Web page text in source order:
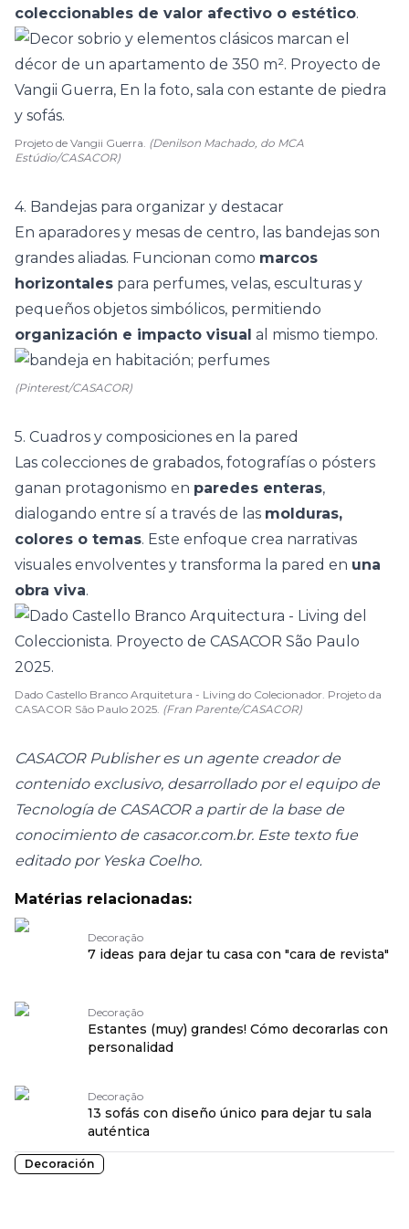
coleccionables de valor afectivo o estético.
Projeto de Vangii Guerra. (Denilson Machado, do MCA
Estúdio/CASACOR)
4. Bandejas para organizar y destacar
En aparadores y mesas de centro, las bandejas son
grandes aliadas. Funcionan como marcos
horizontales para perfumes, velas, esculturas y
pequeños objetos simbólicos, permitiendo
organización e impacto visual al mismo tiempo.
(Pinterest/CASACOR)
5. Cuadros y composiciones en la pared
Las colecciones de grabados, fotografías o pósters
ganan protagonismo en paredes enteras,
dialogando entre sí a través de las molduras,
colores o temas. Este enfoque crea narrativas
visuales envolventes y transforma la pared en una
obra viva.
Dado Castello Branco Arquitetura - Living do Colecionador. Projeto da
CASACOR São Paulo 2025. (Fran Parente/CASACOR)
CASACOR Publisher es un agente creador de
contenido exclusivo, desarrollado por el equipo de
Tecnología de CASACOR a partir de la base de
conocimiento de casacor.com.br. Este texto fue
editado por Yeska Coelho.
Matérias relacionadas:
Decoração
7 ideas para dejar tu casa con "cara de revista"
Decoração
Estantes (muy) grandes! Cómo decorarlas con
personalidad
Decoração
13 sofás con diseño único para dejar tu sala
auténtica
Decoración